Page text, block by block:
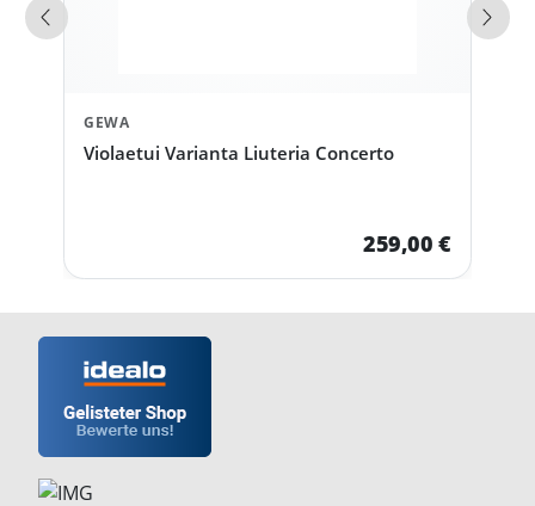
GEWA
Violaetui Varianta Liuteria Concerto
259,00 €
Vorherige Produkte